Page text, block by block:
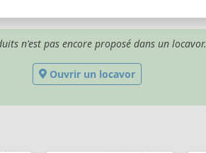
n'est pas encore proposé dans un locavor.
Ouvrir un locavor